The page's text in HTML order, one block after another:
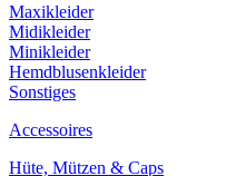
Maxikleider
Midikleider
Minikleider
Hemdblusenkleider
Sonstiges
Accessoires
Hüte, Mützen & Caps